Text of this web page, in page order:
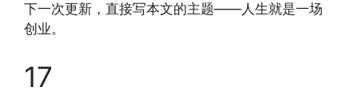
下一次更新，直接写本文的主题——人生就是一场
创业。
17